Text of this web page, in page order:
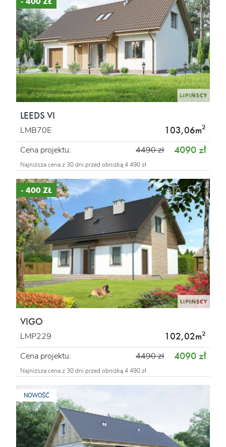
LEEDS VI
LMB70E 103,06m2
Cena projektu: 4090 zł
4490 zł
Najniższa cena z 30 dni przed obniżką 4 490 zł
- 400 ZŁ
VIGO
LMP229 102,02m2
Cena projektu: 4090 zł
4490 zł
Najniższa cena z 30 dni przed obniżką 4 490 zł
NOWOŚĆ